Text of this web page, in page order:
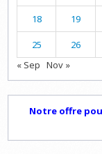
18 19
25 26
« Sep Nov »
Notre offre